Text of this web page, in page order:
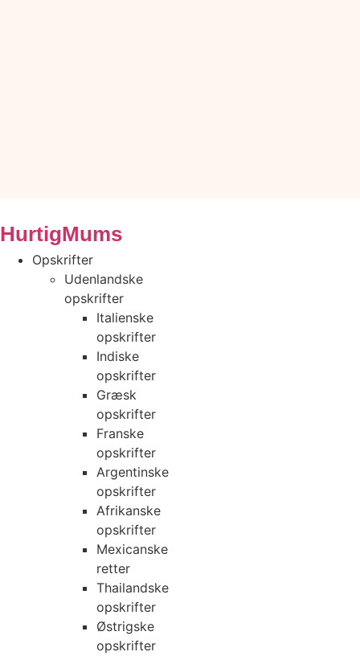
HurtigMums
Opskrifter
Udenlandske
opskrifter
Italienske
opskrifter
Indiske
opskrifter
Græsk
opskrifter
Franske
opskrifter
Argentinske
opskrifter
Afrikanske
opskrifter
Mexicanske
retter
Thailandske
opskrifter
Østrigske
opskrifter